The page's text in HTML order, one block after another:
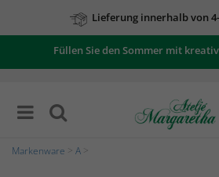
Lieferung innerhalb von
Füllen Sie den Sommer mit
Markenware A